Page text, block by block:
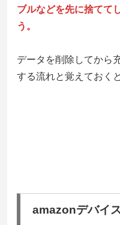
ブルなどを先に捨てて
う。
データを削除してから
する流れと覚えておく
amazonデバイ